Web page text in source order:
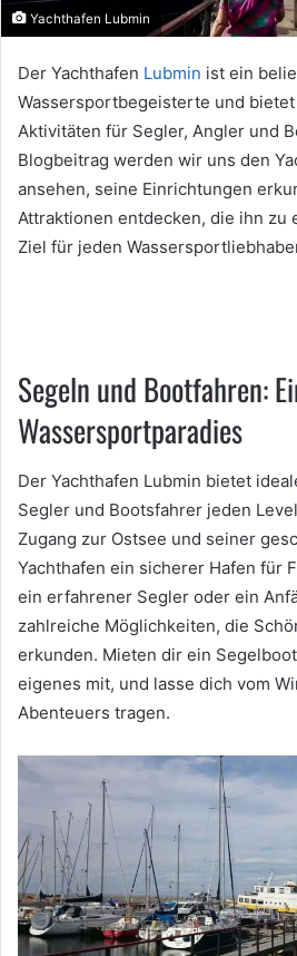
Yachthafen Lubmin
Der Yachthafen Lubmin ist ein
Wassersportbegeisterte und
Aktivitäten für Segler, Angler und
Blogbeitrag werden wir uns den
ansehen, seine Einrichtungen
Attraktionen entdecken, die ihn zu
Ziel für jeden
Segeln und Bootfahren:
Wassersportparadies
Der Yachthafen Lubmin bietet
Segler und Bootsfahrer jeden
Zugang zur Ostsee und seiner
Yachthafen ein sicherer Hafen für
ein erfahrener Segler oder ein
zahlreiche Möglichkeiten, die
erkunden. Mieten dir ein
eigenes mit, und lasse dich vom
Abenteuers tragen.